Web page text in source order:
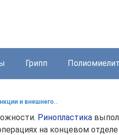
Грипп Полиомиелит
и внешнего..
Ринопластика
на концевом отделе